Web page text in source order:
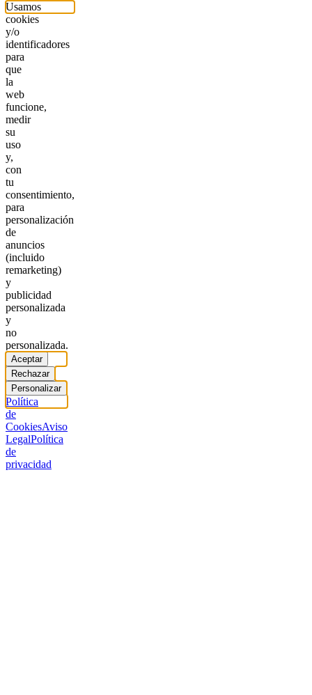
Usamos
cookies
y/o
identificadores
para
que
la
web
funcione,
medir
su
uso
y,
con
tu
consentimiento,
para
personalización
de
anuncios
(incluido
remarketing)
y
publicidad
personalizada
y
no
personalizada.
Aceptar
Rechazar
Personalizar
Política
de
CookiesAviso
LegalPolítica
de
privacidad